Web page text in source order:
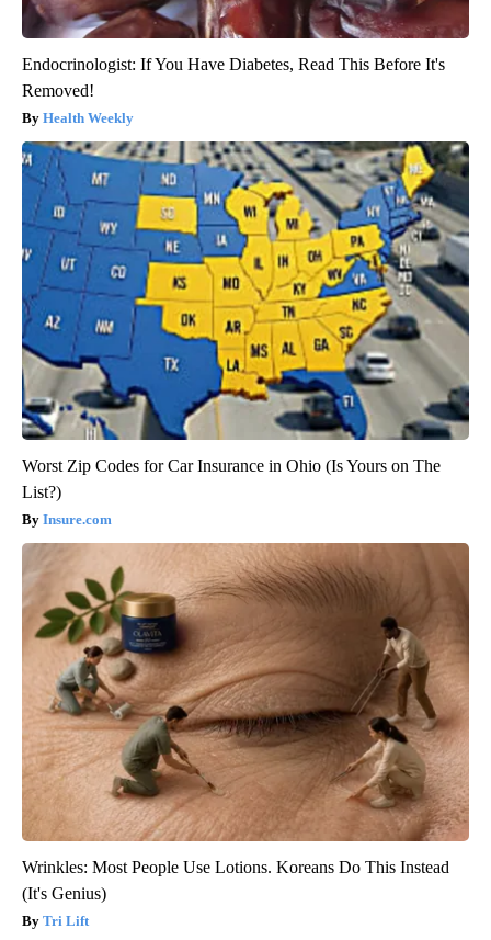
Endocrinologist: If You Have Diabetes, Read This Before It's
Removed!
Health Weekly
Worst Zip Codes for Car Insurance in Ohio (Is Yours on The
List?)
Insure.com
Wrinkles: Most People Use Lotions. Koreans Do This Instead
(It's Genius)
Tri Lift